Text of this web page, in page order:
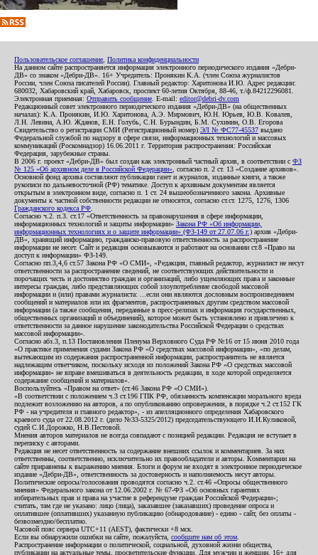
Пользовательское соглашение Политика конфиденциальности
На данном сайте распространяется информация электронного периодического издания «Дебри-
ДВ» со знаком «Дебри-ДВ». 16+ Учредитель: Пронякин К.А. (член Союза журналистов
России, член Союза писателей России). Главный редактор: Харитонова И.Ю. Адрес редакции:
680032, Хабаровский край, Хабаровск, проспект 60-летия Октября, 88-46, т./ф.84212296081.
Электронная приемная: Отправить сообщение . E-mail: editor@debri-dv.com
Редакционный совет электронного периодического издания «Дебри-ДВ» (на общественных
началах): К.А. Пронякин, И.Ю. Харитонова, А.Э. Мирмович, Ю.Н. Юрьев, Ю.В. Ковалев,
Л.Н. Левина, А.Ю. Жданов, Е.Н. Голубь, С.Н. Бурындин, Б.М. Сухинин, О.В. Егорова
Свидетельство о регистрации СМИ (Регистрационный номер) ЭЛ № ФС77-45537 выдано
Федеральной службой по надзору в сфере связи, информационных технологий и массовых
коммуникаций (Роскомнадзор) 16.06.2011 г. Территория распространения: Российская
Федерация, зарубежные страны.
В 2006 г. проект «Дебри-ДВ» был создан как электронный частный архив, в соответствии с ФЗ
№ 125 «Об архивном деле в Российской Федерации» , согласно п. 2 ст. 13 «Создание архивов».
Основной фонд архива составляют публикации газет и журналов, изданные книги, а также
рукописи по дальневосточной (РФ) тематике. Доступ к архивным документам является
открытым в электронном виде, согласно п. 1 ст. 24 вышеобозначенного закона. Архивные
документы к частной собственности редакции не относятся, согласно ст.ст. 1275, 1276, 1306
Гражданского кодекса РФ
Согласно ч.2. п.3. ст.17 «Ответственность за правонарушения в сфере информации,
информационных технологий и защиты информации» Закона РФ «Об информации,
информационных технологиях и о защите информации» (ФЗ-149 от 27.07.06 г.) архив «Дебри-
ДВ», хранящий информацию, гражданско-правовую ответственность за распространение
информации не несет. Сайт и редакция основываются и работают на основании ст.8 «Право на
доступ к информации» ФЗ-149.
Согласно пп.3,4,6 ст.57 Закона РФ «О СМИ», «Редакция, главный редактор, журналист не несут
ответственности за распространение сведений, не соответствующих действительности и
порочащих честь и достоинство граждан и организаций, либо ущемляющих права и законные
интересы граждан, либо представляющих собой злоупотребление свободой массовой
информации и (или) правами журналиста: ...если они являются дословным воспроизведением
сообщений и материалов или их фрагментов, распространенных другим средством массовой
информации (а также сообщения, переданные в пресс-релизах и информация государственных,
общественных организаций и объединений), которое может быть установлено и привлечено к
ответственности за данное нарушение законодательства Российской Федерации о средствах
массовой информации».
Согласно абз.3, п.13 Постановления Пленума Верховного Суда РФ №16 от 15 июня 2010 года
«О практике применения судами Закона РФ «О средствах массовой информации», «по делам,
вытекающим из содержания распространенной информации, распространитель не является
надлежащим ответчиком, поскольку исходя из положений Закона РФ «О средствах массовой
информации» не вправе вмешиваться в деятельность редакции, в ходе которой определяется
содержание сообщений и материалов».
Воспользуйтесь «Правом на ответ» (ст.46 Закона РФ «О СМИ»).
«В соответствии с положением ч.3 ст.196 ГПК РФ, обязанность компенсации морального вреда
подлежит возложению на авторов, а по опубликованию опровержения, в порядке ч.2 ст.152 ГК
РФ - на учредителя и главного редактор», - из апелляционного определения Хабаровского
краевого суда от 22.08.2012 г. (дело №33-5325/2012) председательствующего И.И.Куликовой,
судей С.И.Дорожко, Н.В.Пестовой.
Мнения авторов материалов не всегда совпадают с позицией редакции. Редакция не вступает в
переписку с авторами.
Редакция не несет ответственность за содержание внешних ссылок и комментариев. За них
ответственны, соответственно, исключительно их правообладатели и авторы. Комментарии на
сайте приравнены к выражению мнения. Блоги и форум не входят в электронное периодическое
издание «Дебри-ДВ», ответственность за достоверность и наполняемость несут авторы.
Политические опросы/голосования проводятся согласно ч.2. ст.46 «Опросы общественного
мнения» Федерального закона от 12.06.2002 г. № 67-ФЗ «Об основных гарантиях
избирательных прав и права на участие в референдуме граждан Российской Федерации»;
считать, там где не указано: лицо (лица), заказавшее (заказавших) проведение опроса и
оплатившее (оплативших) указанную публикацию (обнародование) - едино - сайт, без оплаты -
безвозмездно/бесплатно.
Часовой пояс сервера UTC+11 (AEST), фактически +8 мск.
Если вы обнаружили ошибки на сайте, пожалуйста, сообщите нам об этом
Распространение информации о политической, социальной, духовной жизни общества,
публикации на актуальные темы, просветительские функции. Для мужчин и женщин. 16+ для